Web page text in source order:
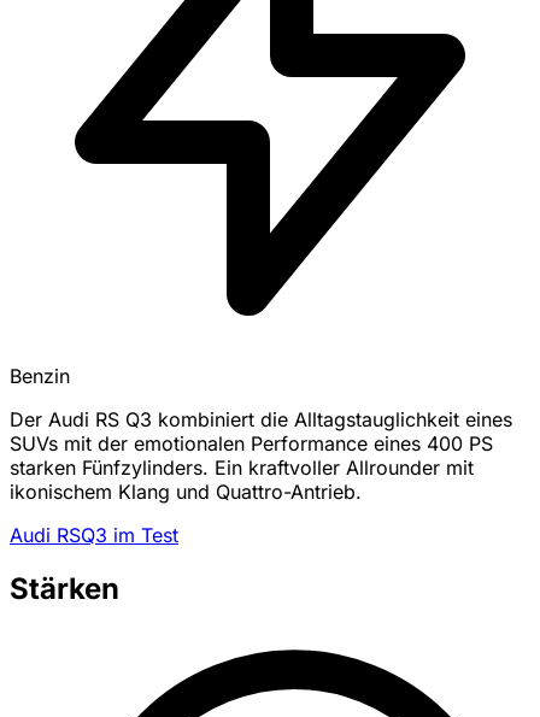
Benzin
Der Audi RS Q3 kombiniert die Alltagstauglichkeit eines
SUVs mit der emotionalen Performance eines 400 PS
starken Fünfzylinders. Ein kraftvoller Allrounder mit
ikonischem Klang und Quattro-Antrieb.
Audi RSQ3 im Test
Stärken